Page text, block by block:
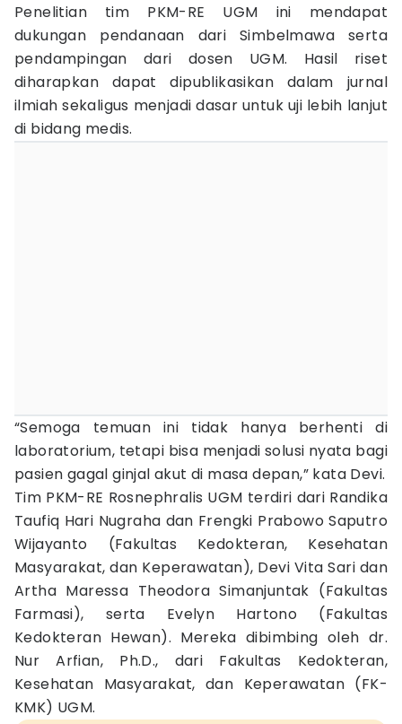
Penelitian tim PKM-RE UGM ini mendapat
dukungan pendanaan dari Simbelmawa serta
pendampingan dari dosen UGM. Hasil riset
diharapkan dapat dipublikasikan dalam jurnal
ilmiah sekaligus menjadi dasar untuk uji lebih lanjut
di bidang medis.
“Semoga temuan ini tidak hanya berhenti di
laboratorium, tetapi bisa menjadi solusi nyata bagi
pasien gagal ginjal akut di masa depan,” kata Devi.
Tim PKM-RE Rosnephralis UGM terdiri dari Randika
Taufiq Hari Nugraha dan Frengki Prabowo Saputro
Wijayanto (Fakultas Kedokteran, Kesehatan
Masyarakat, dan Keperawatan), Devi Vita Sari dan
Artha Maressa Theodora Simanjuntak (Fakultas
Farmasi), serta Evelyn Hartono (Fakultas
Kedokteran Hewan). Mereka dibimbing oleh dr.
Nur Arfian, Ph.D., dari Fakultas Kedokteran,
Kesehatan Masyarakat, dan Keperawatan (FK-
KMK) UGM.